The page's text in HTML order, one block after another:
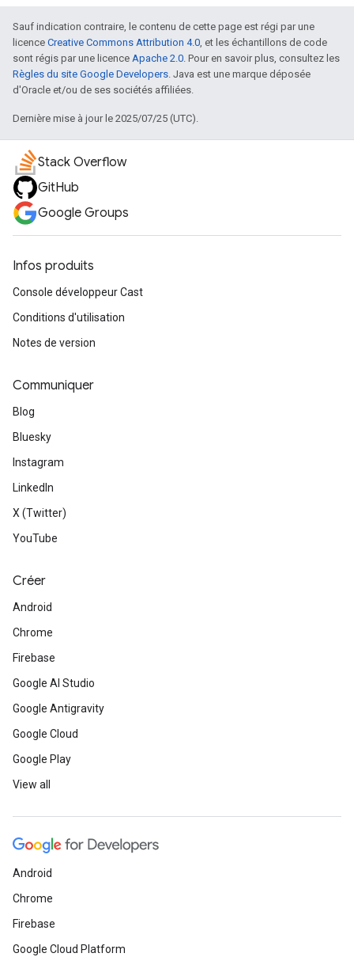
Sauf indication contraire, le contenu de cette page est régi par une
licence Creative Commons Attribution 4.0 , et les échantillons de code
sont régis par une licence Apache 2.0 . Pour en savoir plus, consultez les
Règles du site Google Developers . Java est une marque déposée
d'Oracle et/ou de ses sociétés affiliées.
Dernière mise à jour le 2025/07/25 (UTC).
Stack Overflow
GitHub
Google Groups
Infos produits
Console développeur Cast
Conditions d'utilisation
Notes de version
Communiquer
Blog
Bluesky
Instagram
LinkedIn
X (Twitter)
YouTube
Créer
Android
Chrome
Firebase
Google AI Studio
Google Antigravity
Google Cloud
Google Play
View all
Android
Chrome
Firebase
Google Cloud Platform